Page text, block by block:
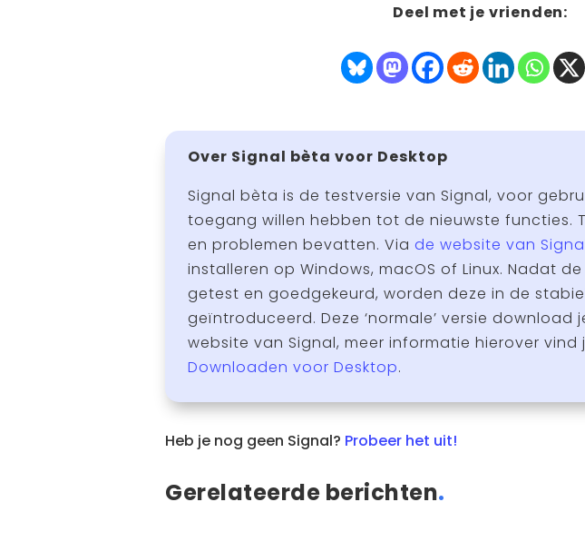
Deel met je vrienden:
Over Signal bèta voor Desktop
Signal bèta is de testversie van Signal, voor
toegang willen hebben tot de nieuwste functies.
en problemen bevatten. Via de website van
installeren op Windows, macOS of Linux. Nadat
getest en goedgekeurd, worden deze in de
geïntroduceerd. Deze ‘normale’ versie download
website van Signal, meer informatie hierover vind
Downloaden voor Desktop.
Heb je nog geen Signal? Probeer het uit!
Gerelateerde berichten.